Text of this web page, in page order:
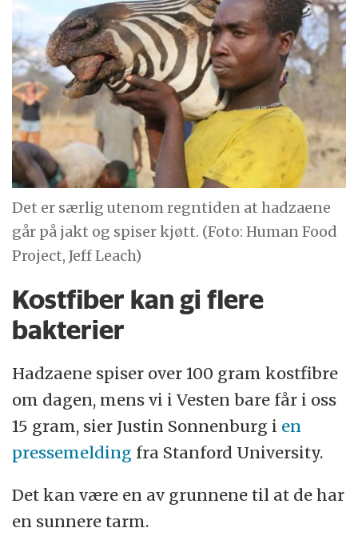
Det er særlig utenom regntiden at hadzaene
går på jakt og spiser kjøtt. (Foto: Human Food
Project, Jeff Leach)
Kostfiber kan gi flere
bakterier
Hadzaene spiser over 100 gram kostfibre
om dagen, mens vi i Vesten bare får i oss
15 gram, sier Justin Sonnenburg i en
pressemelding fra Stanford University.
Det kan være en av grunnene til at de har
en sunnere tarm.